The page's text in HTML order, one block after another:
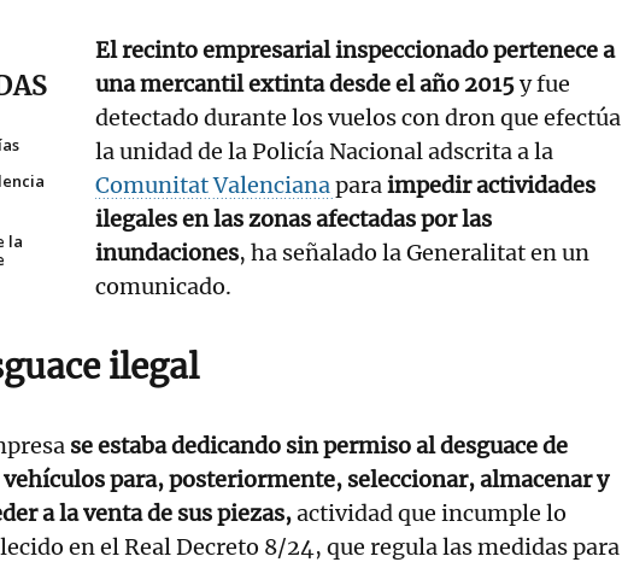
la
El recinto empresarial inspeccionado pertenece a
una mercantil extinta desde el año 2015y fue
detectado durante los vuelos con dron que efectúa
la unidad de la Policía Nacional adscrita a la
Comunitat Valencianaparaimpedir actividades
ilegales en las zonas afectadas por las
inundaciones, ha señalado la Generalitat en un
comunicado.
ilegal
se estaba dedicando sin permiso al desguace de
vehículos para, posteriormente, seleccionar, almacenar y
a la venta de sus piezas,actividad que incumple lo
en el Real Decreto 8/24, que regula las medidas para